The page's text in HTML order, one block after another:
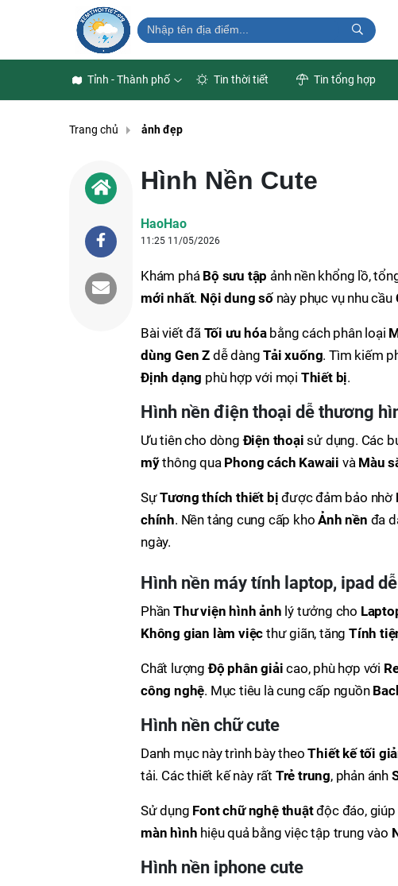
Tỉnh - Thành phố Tin thời tiết Tin tổng hợp
Trang chủ ảnh đẹp
Hình Nền Cute
HaoHao
11:25 11/05/2026
Khám phá Bộ sưu tập ảnh nền khổng lồ,
mới nhất. Nội dung sốnày phục vụ nhu cầu
Bài viết đã Tối ưu hóa bằng cách phân loại
dùng Gen Z dễ dàngTải xuống. Tìm kiếm
Định dạng phù hợp với mọi Thiết bị.
Hình nền điện thoại dễ thương
Ưu tiên cho dòngĐiện thoại sử dụng. Các
mỹthông qua Phong cách Kawaii và Màu
SựTương thích thiết bị được đảm bảo nhờ
chính. Nền tảng cung cấp khoẢnh nền đa
ngày.
Hình nền máy tính laptop, ipad
Phần Thư viện hình ảnh lý tưởng cho
Không gian làm việc thư giãn, tăngTính
Chất lượngĐộ phân giải cao, phù hợp với
công nghệ. Mục tiêu là cung cấp nguồn
Hình nền chữ cute
Danh mục này trình bày theoThiết kế tối
tải. Các thiết kế này rất Trẻ trung, phản ánh
Sử dụng Font chữ nghệ thuậtđộc đáo, giúp
màn hình hiệu quả bằng việc tập trung vào
Hình nền iphone cute